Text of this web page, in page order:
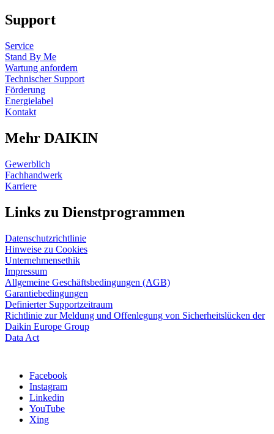
Support
Service
Stand By Me
Wartung anfordern
Technischer Support
Förderung
Energielabel
Kontakt
Mehr DAIKIN
Gewerblich
Fachhandwerk
Karriere
Links zu Dienstprogrammen
Datenschutzrichtlinie
Hinweise zu Cookies
Unternehmensethik
Impressum
Allgemeine Geschäftsbedingungen (AGB)
Garantiebedingungen
Definierter Supportzeitraum
Richtlinie zur Meldung und Offenlegung von Sicherheitslücken der
Daikin Europe Group
Data Act
Facebook
Instagram
Linkedin
YouTube
Xing